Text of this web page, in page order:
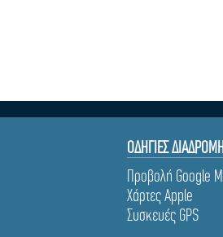
ΟΔΗΓΙΕΣ
Προβολή Google
Χάρτες Apple
Συσκευές GPS